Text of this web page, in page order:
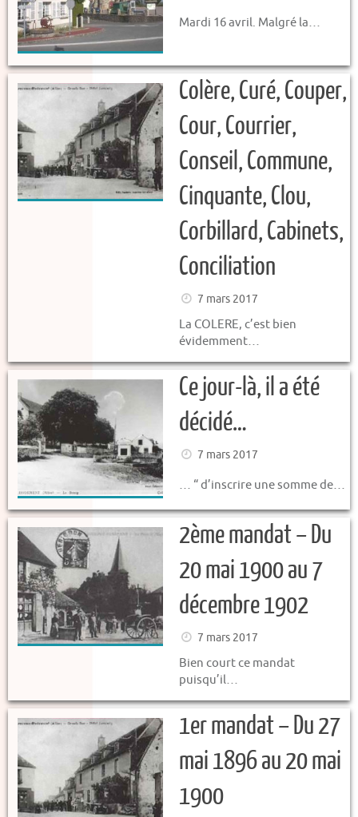
Mardi 16 avril. Malgré la…
Colère, Curé, Couper,
Cour, Courrier,
Conseil, Commune,
Cinquante, Clou,
Corbillard, Cabinets,
Conciliation
7 mars 2017
La COLERE, c’est bien
évidemment…
Ce jour-là, il a été
décidé…
7 mars 2017
… “ d’inscrire une somme de…
2ème mandat – Du
20 mai 1900 au 7
décembre 1902
7 mars 2017
Bien court ce mandat
puisqu’il…
1er mandat – Du 27
mai 1896 au 20 mai
1900